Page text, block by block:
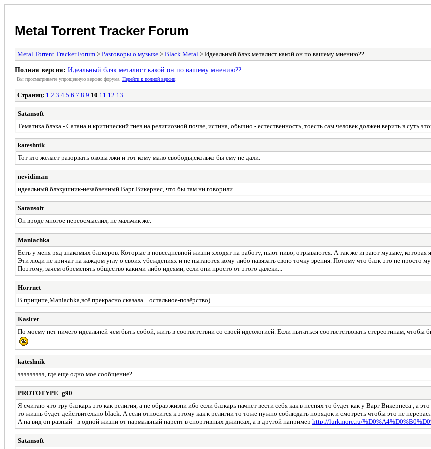
Metal Torrent Tracker Forum
Metal Torrent Tracker Forum > Разговоры о музыке > Black Metal > Идеальный блэк металист какой он по вашему мнению??
Полная версия: Идеальный блэк металист какой он по вашему мнению??
Вы просматриваете yпpощеннyю веpсию форума. Пеpейти к полной веpсии
Страниц: 1 2 3 4 5 6 7 8 9 10 11 12 13
Satansoft
Тематика блэка - Сатана и критический гнев на религиозной почве, истина, обычно - естественность, тоесть сам человек должен верить в суть
kateshnik
Тот кто желает разорвать оковы лжи и тот кому мало свободы,сколько бы ему не дали.
nevidiman
идеальный блэкушник-незабвенный Варг Викернес, что бы там ни говорили...
Satansoft
Он вроде многое переосмыслил, не мальчик же.
Maniachka
Есть у меня ряд знакомых блэкеров. Которые в повседневной жизни хходят на работу, пьют пиво, отрываются. А так же играют музыку, которая
Эти люди не кричат на каждом углу о своих убеждениях и не пытаются кому-либо навязать свою точку зрения. Потому что блэк-это не просто
Поэтому, зачем обременять общество какими-либо идеями, если они просто от этого далеки...
Horrnet
В прнципе,Maniachka,всё прекрасно сказала....остальное-позёрство)
Kasiret
По моему нет ничего идеальней чем быть собой, жить в соответствии со своей идеологией. Если пытаться соответствовать стереотипам,
kateshnik
эээээээээ, где еще одно мое сообщение?
PROTOTYPE_g90
Я считаю что тру блэкарь это как религия, а не образ жизни ибо если блэкарь начнет вести себя как в песнях то будет как у Варг Викернесa ,
то жизнь будет действительно black. А если относится к этому как к религии то тоже нужно соблюдать порядок и смотреть чтобы это не
А на вид он разный - в одной жизни от нармальный парент в спортивных джинсах, а в другой например http://lurkmore.ru/
Satansoft